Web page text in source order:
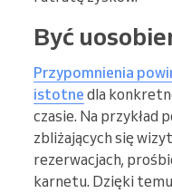
Być
Przypomnienia
istotne dla
czasie. Na przykład
zbliżających się
rezerwacjach,
karnetu. Dzięki